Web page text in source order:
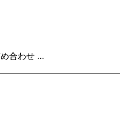
合わせ …